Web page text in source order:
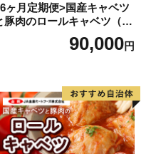
ヶ月定期便>国産キャベツ
豚肉のロールキャベツ（6P
90,000円